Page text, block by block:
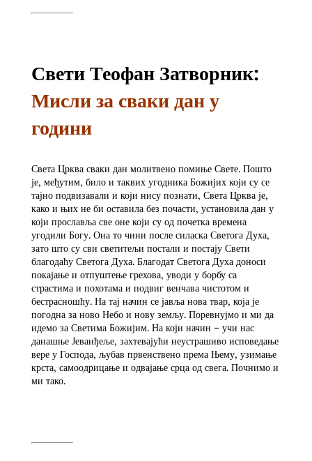
Свети Теофан Затворник:
Мисли за сваки дан у
години
Света Црква сваки дан молитвено помиње Свете. Пошто
је, међутим, било и таквих угодника Божијих који су се
тајно подвизавали и који нису познати, Света Црква је,
како и њих не би оставила без почасти, установила дан у
који прославља све оне који су од почетка времена
угодили Богу. Она то чини после силаска Светога Духа,
зато што су сви светитељи постали и постају Свети
благодаћу Светога Духа. Благодат Светога Духа доноси
покајање и отпуштење грехова, уводи у борбу са
страстима и похотама и подвиг венчава чистотом и
бестрасношћу. На тај начин се јавља нова твар, која је
погодна за ново Небо и нову земљу. Поревнујмо и ми да
идемо за Светима Божијим. На који начин – учи нас
данашње Јеванђеље, захтевајући неустрашиво исповедање
вере у Господа, љубав првенствено према Њему, узимање
крста, самоодрицање и одвајање срца од свега. Почнимо и
ми тако.